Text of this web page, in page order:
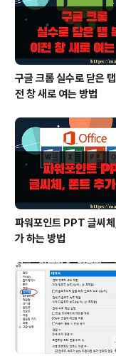
구글 크롬 실수로 닫은
전 창 새로 여는 방법
파워포인트 PPT 글씨
가 하는 방법